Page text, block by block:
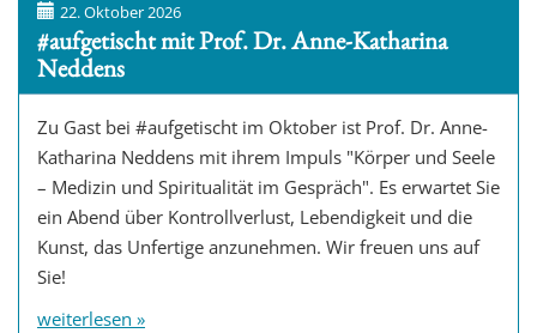
22. Oktober 2026
#aufgetischt mit Prof. Dr. Anne-Katharina
Neddens
Zu Gast bei #aufgetischt im Oktober ist Prof. Dr. Anne-
Katharina Neddens mit ihrem Impuls "Körper und Seele
– Medizin und Spiritualität im Gespräch". Es erwartet Sie
ein Abend über Kontrollverlust, Lebendigkeit und die
Kunst, das Unfertige anzunehmen. Wir freuen uns auf
Sie!
weiterlesen »